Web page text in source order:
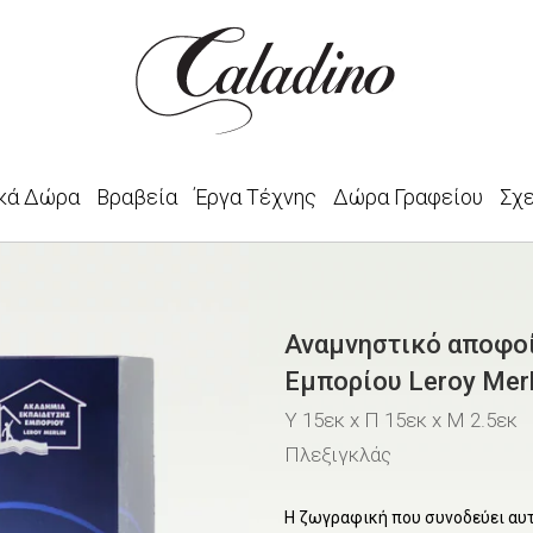
Δώρα Βραβεία Έργα Τέχνης Δώρα Γραφείου
Αναμνηστικό
Εμπορίου Leroy
Υ 15εκ x Π 15εκ x Μ 2.5εκ
Πλεξιγκλάς
Η ζωγραφική που συνοδεύει